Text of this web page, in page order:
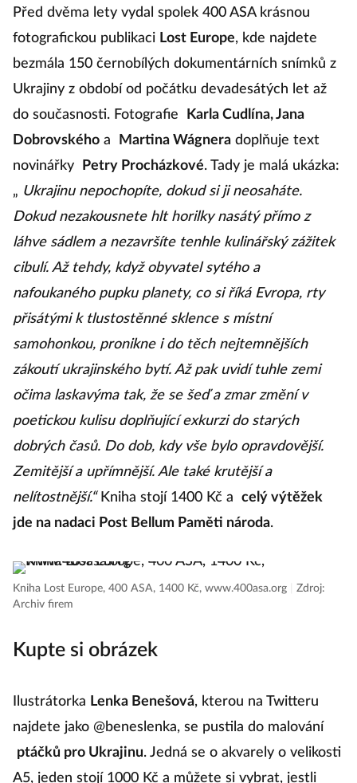
Před dvěma lety vydal spolek 400 ASA krásnou
fotografickou publikaci Lost Europe, kde najdete
bezmála 150 černobílých dokumentárních snímků z
Ukrajiny z období od počátku devadesátých let až
do současnosti. Fotografie
Karla Cudlína, Jana
Dobrovského a Martina Wágneradoplňuje text
novinářky
Petry Procházkové. Tady je malá ukázka:
„ Ukrajinu nepochopíte, dokud si ji neosaháte.
Dokud nezakousnete hlt horilky nasátý přímo z
láhve sádlem a nezavršíte tenhle kulinářský zážitek
cibulí. Až tehdy, když obyvatel sytého a
nafoukaného pupku planety, co si říká Evropa, rty
přisátými k tlustostěnné sklence s místní
samohonkou, pronikne i do těch nejtemnějších
zákoutí ukrajinského bytí. Až pak uvidí tuhle zemi
očima laskavýma tak, že se šeď a zmar změní v
poetickou kulisu doplňující exkurzi do starých
dobrých časů. Do dob, kdy vše bylo opravdovější.
Zemitější a upřímnější. Ale také krutější a
nelítostnější.“ Kniha stojí 1400 Kč a
celý výtěžek
jde na nadaci Post Bellum Paměti národa.
Kniha Lost Europe, 400 ASA, 1400 Kč, www.400asa.org
Zdroj:
Archiv firem
Kupte si obrázek
Ilustrátorka Lenka Benešová, kterou na Twitteru
najdete jako @beneslenka, se pustila do malování
ptáčků pro Ukrajinu. Jedná se o akvarely o velikosti
A5, jeden stojí 1000 Kč a můžete si vybrat, jestli